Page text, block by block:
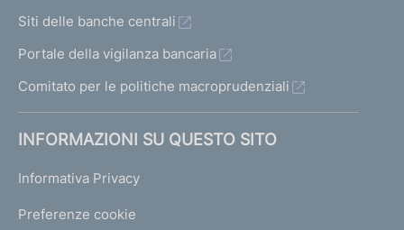
Siti delle banche centrali
Portale della vigilanza bancaria
Comitato per le politiche macroprudenziali
INFORMAZIONI SU QUESTO SITO
Informativa Privacy
Preferenze cookie